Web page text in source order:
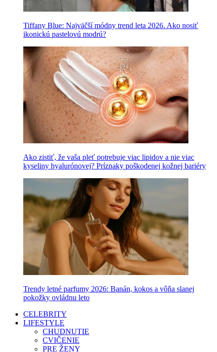
Tiffany Blue: Najväčší módny trend leta 2026. Ako nosiť
ikonickú pastelovú modrú?
Ako zistiť, že vaša pleť potrebuje viac lipidov a nie viac
kyseliny hyalurónovej? Príznaky poškodenej kožnej bariéry
Trendy letné parfumy 2026: Banán, kokos a vôňa slanej
pokožky ovládnu leto
CELEBRITY
LIFESTYLE
CHUDNUTIE
CVIČENIE
PRE ŽENY